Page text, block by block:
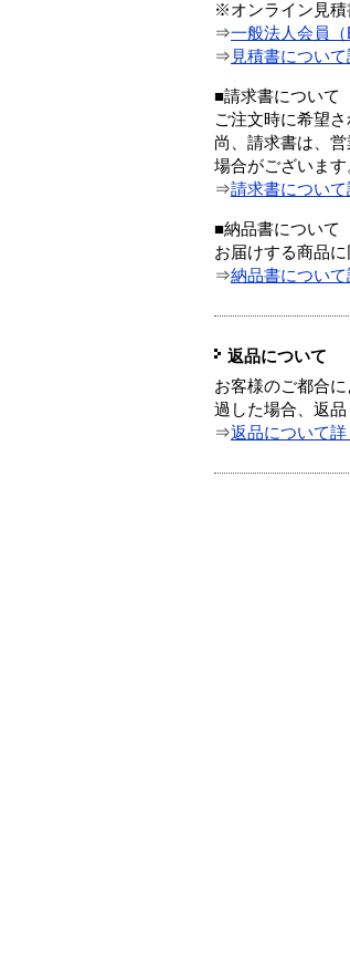
※オンライン見積
⇒一般法人会員
⇒ 見積書につい
■請求書について
ご注文時に希望
尚、請求書は、
場合がございます
⇒請求書につい
■納品書について
お届けする商品に
⇒納品書につい
返品について
お客様のご都合
過した場合、返品
⇒返品について